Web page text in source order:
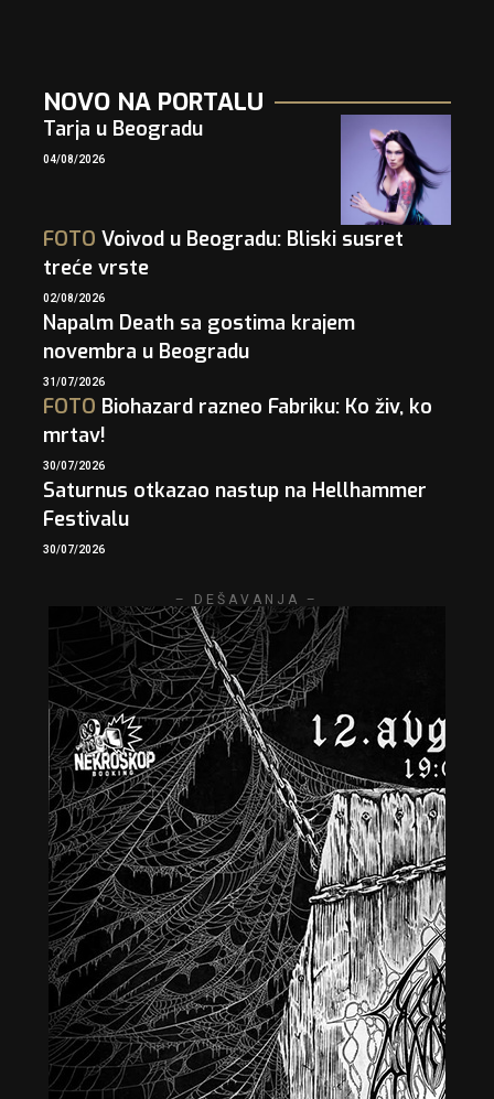
NOVO NA PORTALU
Tarja u Beogradu
04/08/2026
FOTO Voivod u Beogradu: Bliski susret
treće vrste
02/08/2026
Napalm Death sa gostima krajem
novembra u Beogradu
31/07/2026
FOTO Biohazard razneo Fabriku: Ko živ, ko
mrtav!
30/07/2026
Saturnus otkazao nastup na Hellhammer
Festivalu
30/07/2026
– DEŠAVANJA –